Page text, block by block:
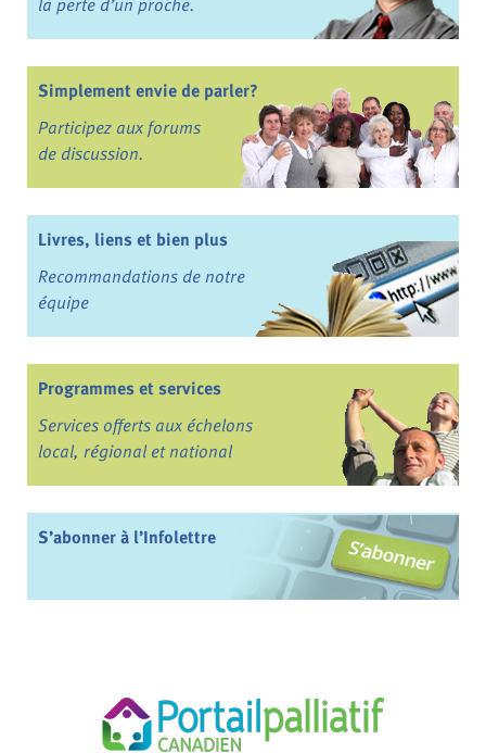
Simplement envie de parler?
Participez aux forums
de discussion.
Livres, liens et bien plus
Recommandations de notre
équipe
Programmes et services
Services offerts aux échelons
local, régional et national
S’abonner à l’Infolettre